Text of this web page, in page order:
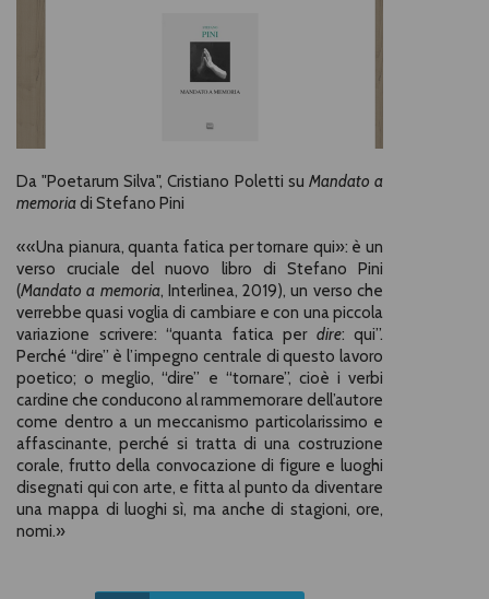
Da "Poetarum Silva", Cristiano Poletti su Mandato a
memoriadi Stefano Pini
««Una pianura, quanta fatica per tornare qui»: è un
verso cruciale del nuovo libro di Stefano Pini
(Mandato a memoria, Interlinea, 2019), un verso che
verrebbe quasi voglia di cambiare e con una piccola
variazione scrivere: “quanta fatica per dire: qui”.
Perché “dire” è l’impegno centrale di questo lavoro
poetico; o meglio, “dire” e “tornare”, cioè i verbi
cardine che conducono al rammemorare dell’autore
come dentro a un meccanismo particolarissimo e
affascinante, perché si tratta di una costruzione
corale, frutto della convocazione di figure e luoghi
disegnati qui con arte, e fitta al punto da diventare
una mappa di luoghi sì, ma anche di stagioni, ore,
nomi.»